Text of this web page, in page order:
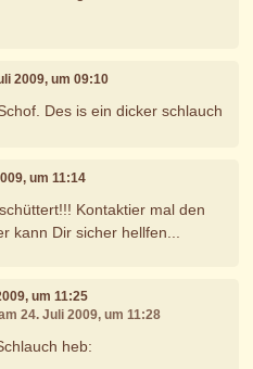
2009, um 09:10
Des is ein dicker schlauch
um 11:14
Kontaktier mal den
kann Dir sicher hellfen...
um 11:25
24. Juli 2009, um 11:28
heb: